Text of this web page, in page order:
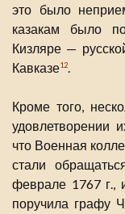
это было
казакам было
Кизляре —
Кавказе12.
Кроме того,
удовлетворении
что Военная
стали
феврале 1767 г.,
поручила графу